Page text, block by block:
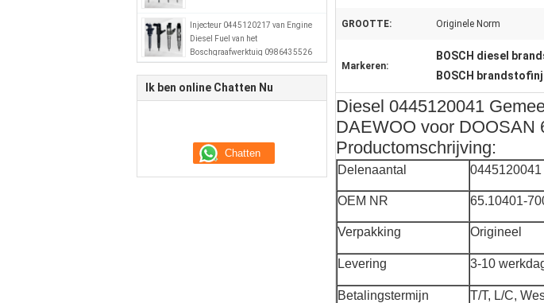
Injecteur 0445120217 van Engine
Diesel Fuel van het
Boschgraafwerktuig 0986435526
51101006064
Ik ben online Chatten Nu
GROOTTE: Originele Norm
Markeren:
BOSCH diesel
BOSCH
Diesel 0445120041
DAEWOO voor DOOSAN
Productomschrijving:
Delenaantal 0445120041
OEM NR 65.10401-
Verpakking Origineel
Levering 3-10
Betalingstermijn T/T, L/C,